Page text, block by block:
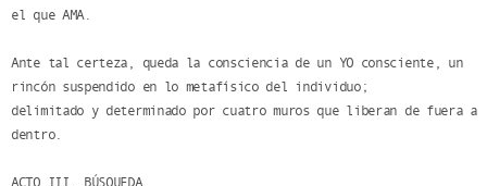
el que AMA.
Ante tal certeza, queda la consciencia de un YO consciente, un
rincón suspendido en lo metafísico del individuo;
delimitado y determinado por cuatro muros que liberan de fuera a
dentro.
ACTO III. BÚSQUEDA